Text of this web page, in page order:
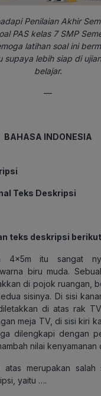
Penilaian Akhir
PAS kelas 7 SMP
latihan soal ini
supaya lebih siap di
belajar.
—
BAHASA INDONESIA
Teks Deskripsi
teks deskripsi
4x5m itu sangat
biru muda.
di pojok ruangan,
sisinya. Di sisi
di atas rak
meja TV, di sisi kiri
dilengkapi dengan
nilai kenyamanan
merupakan salah
yaitu ….